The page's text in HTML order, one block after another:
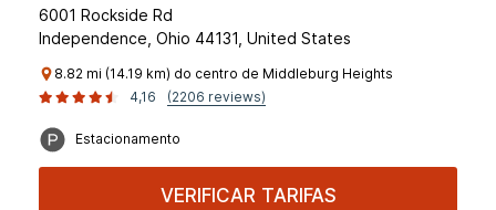
6001 Rockside Rd
Independence, Ohio 44131, United States
8.82 mi (14.19 km) do centro de Middleburg Heights
4,16
(2206 reviews)
Estacionamento
VERIFICAR TARIFAS